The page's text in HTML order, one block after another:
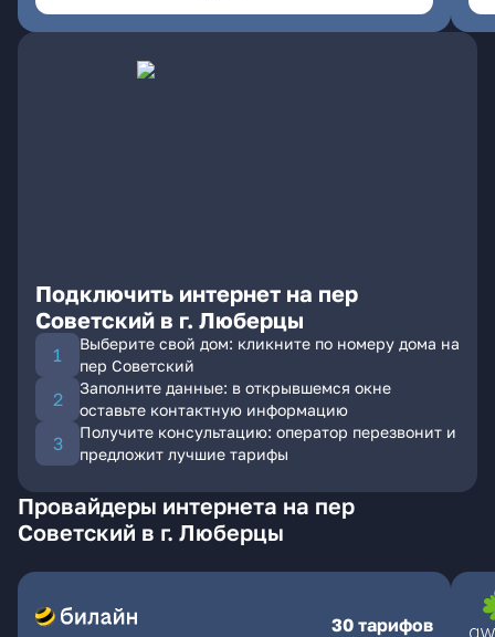
Подключить интернет на пер
Советский в г. Люберцы
Выберите свой дом: кликните по номеру дома на
пер Советский
Заполните данные: в открывшемся окне
оставьте контактную информацию
Получите консультацию: оператор перезвонит и
предложит лучшие тарифы
Провайдеры интернета на пер
Советский в г. Люберцы
30 тарифов